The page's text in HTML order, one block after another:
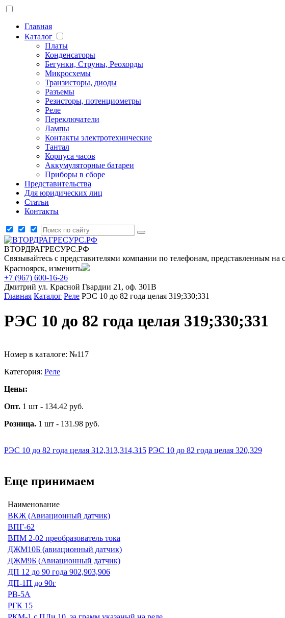
Главная
Каталог
Платы
Конденсаторы
Бегунки, Струны, Реохорды
Микросхемы
Транзисторы, диоды
Разъемы
Резисторы, потенциометры
Реле
Переключатели
Лампы
Контакты электротехнические
Тантал
Корпуса часов
Аккумуляторные батареи
Приборы в сборе
Представительства
Для юридических лиц
Статьи
Контакты
ВТОРДРАГРЕСУРС.РФ
Связывайтесь с представителями компании по телефонам, представленным на
Красноярск, изменить
+7 (967) 600-16-26
Дмитрий ул. Красной Гвардии 21, оф. 301В
Главная Каталог Реле РЭС 10 до 82 года целая 319;330;331
РЭС 10 до 82 года целая 319;330;331
Номер в каталоге: №117
Категория: Реле
Цены:
Опт. 1 шт - 134.42 руб.
Розница. 1 шт - 131.98 руб.
РЭС 10 до 82 года целая 312,313,314,315 РЭС 10 до 82 года целая 320,329
Еще принимаем
Наименование
ВКЖ (Авиационный датчик)
ВПГ-62
ВПМ 2-02 преобразователь тока
ДЖМ10Б (авиационный датчик)
ДЖМ9Б (Авиационный датчик)
ДП 12 до 90 года 902,903,906
ДП-1П до 90г
РВ-5А
РГК 15